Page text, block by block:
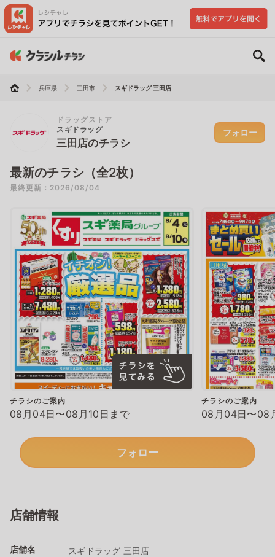
兵庫県 三田市 スギドラッグ 三田店
ドラッグストア
スギドラッグ
三田店のチラシ
フォロー
最新のチラシ（全2枚）
最終更新：2026/08/04
チラシのご案内
08月04日〜08月10日まで
チラシのご案内
08月04日〜08
フォロー
店舗情報
店舗名 スギドラッグ 三田店